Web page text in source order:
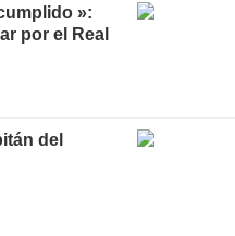
»:
por el Real
del